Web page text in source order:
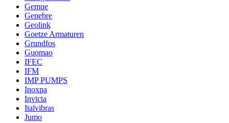
Gemue
Genebre
Geolink
Goetze Armaturen
Grundfos
Guomao
IFEC
IFM
IMP PUMPS
Inoxpa
Invicta
Italvibras
Jumo